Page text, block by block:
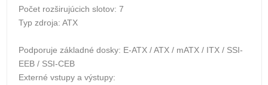
Počet rozširujúcich slotov: 7
Typ zdroja: ATX
Podporuje základné dosky: E-ATX / ATX / mATX / ITX / SSI-
EEB / SSI-CEB
Externé vstupy a výstupy: